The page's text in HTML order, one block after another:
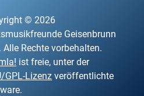
© 2026
Geisenbrunn
Alle Rechte vorbehalten.
ist freie, unter der
GPL-Lizenz veröffentlichte